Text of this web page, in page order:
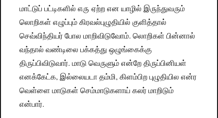
மாட்டுப் பட்டிகளில் எரு ஏற்ற என யாழில் இருந்துவரும்
லொறிகள் எழுப்பும் கிரவல்புழுதியில் குளித்தால்
செவ்விந்தியர் போல மாறிவிடுவோம். லொறிகள் பின்னால்
வந்தால் வண்டிலை பக்கத்து ஒழுங்கைக்கு
திருப்பிவிடுவார். மாடு வெருளும் என்றே திருப்பினியள்
எனக்கேட்க, இல்லையடா தம்மி, கிளம்பிற புழுதியில என்ர
வெள்ளை மாடுகள் செம்மாடுகளாய் கலர் மாறிடும்
என்பார்.